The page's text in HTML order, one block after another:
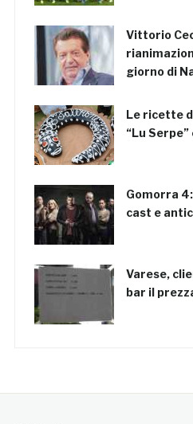
Vittorio
giorno di
Le ricette
“Lu
Gomorra
cast e
Varese,
bar il